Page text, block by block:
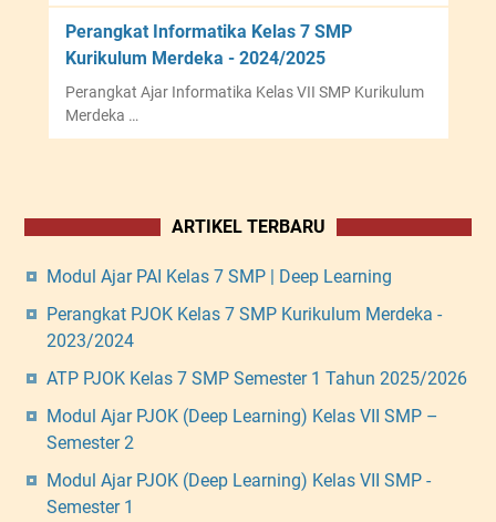
Perangkat Informatika Kelas 7 SMP
Kurikulum Merdeka - 2024/2025
Perangkat Ajar Informatika Kelas VII SMP Kurikulum
Merdeka …
ARTIKEL TERBARU
Modul Ajar PAI Kelas 7 SMP | Deep Learning
Perangkat PJOK Kelas 7 SMP Kurikulum Merdeka -
2023/2024
ATP PJOK Kelas 7 SMP Semester 1 Tahun 2025/2026
Modul Ajar PJOK (Deep Learning) Kelas VII SMP –
Semester 2
Modul Ajar PJOK (Deep Learning) Kelas VII SMP -
Semester 1